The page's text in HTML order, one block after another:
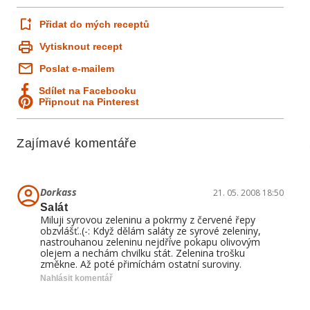
Přidat do mých receptů
Vytisknout recept
Poslat e-mailem
Sdílet na Facebooku
Připnout na Pinterest
Zajímavé komentáře
Dorkass
21. 05. 2008 18:50
Salát
Miluji syrovou zeleninu a pokrmy z červené řepy
obzvlášť..(-: Když dělám saláty ze syrové zeleniny,
nastrouhanou zeleninu nejdříve pokapu olivovým
olejem a nechám chvilku stát. Zelenina trošku
změkne. Až poté přimíchám ostatní suroviny.
Nahlásit komentář